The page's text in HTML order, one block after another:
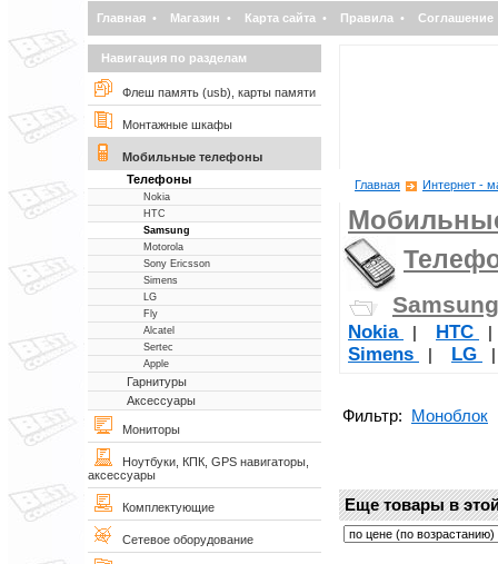
Главная • Магазин • Карта сайта • Правила • Соглашение
Навигация по разделам
Флеш память (usb), карты памяти
Монтажные шкафы
Мобильные телефоны
Телефоны
Nokia
НТС
Samsung
Motorola
Sony Ericsson
Simens
LG
Fly
Alcatel
Sertec
Apple
Гарнитуры
Аксессуары
Мониторы
Ноутбуки, КПК, GPS навигаторы,
аксессуары
Комплектующие
Сетевое оборудование
Главная Интернет -
Samsung
Nokia | НТС
Simens | LG
Фильтр: Моноблок
Еще товары в